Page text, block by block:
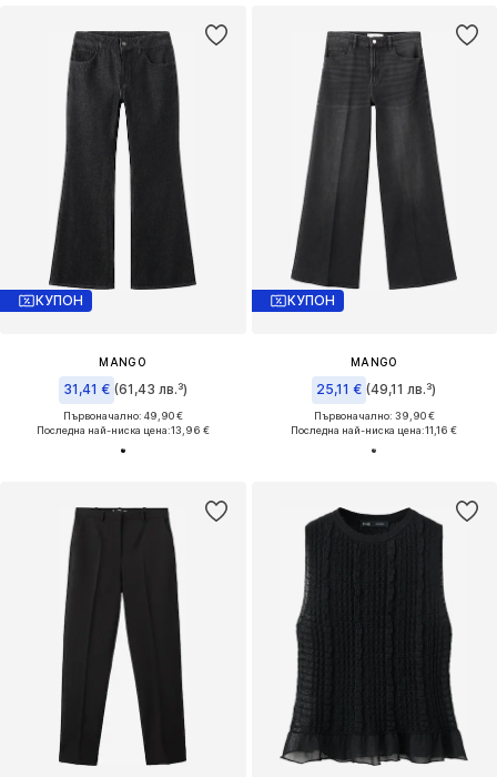
КУПОН
MANGO
31,41 € (61,43 лв.³)
Първоначално: 49,90 €
Последна най-ниска цена:13,96 €
КУПОН
MANGO
25,11 € (49,11 лв.³)
Първоначално: 39,90 €
Последна най-ниска цена:11,16 €